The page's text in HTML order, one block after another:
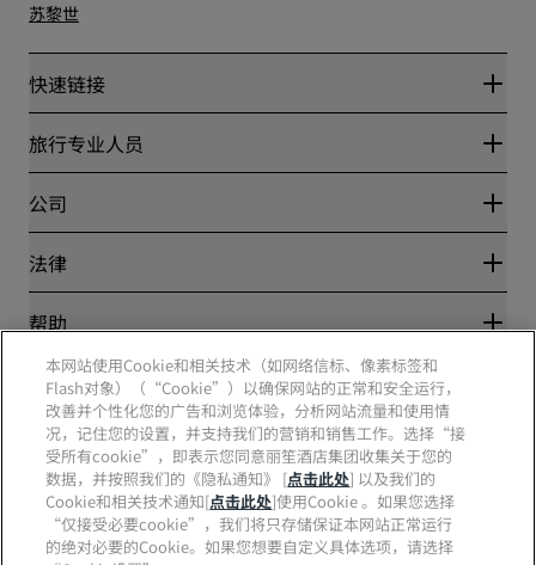
苏黎世
快速链接
丽赏会
Blog
目的地
丽笙酒店集团APP
体育认证酒店
家庭友好型酒店
旅行专业人员
合作伙伴
公司
丽笙酒店集团
工作机会 RHG
工作机会 PPHE
工作机会 EHL
The Club by RHG
发展机会
责任经营
采购
法律
隐私中心
丽赏会条款和条件
网站使用协议
数字无障碍
现代奴隶制声明
帮助
消费者警示
联系方式
常见问题
网站地图
社交媒体
丽笙酒店集团品牌
本网站使用Cookie和相关技术（如网络信标、像素标签和
Flash对象）（“Cookie”）以确保网站的正常和安全运行，
改善并个性化您的广告和浏览体验，分析网站流量和使用情
况，记住您的设置，并支持我们的营销和销售工作。选择“接
受所有cookie”，即表示您同意丽笙酒店集团收集关于您的
数据，并按照我们的《隐私通知》 [点击此处] 以及我们的
Cookie和相关技术通知[点击此处]使用Cookie 。如果您选择
“仅接受必要cookie”，我们将只存储保证本网站正常运行
的绝对必要的Cookie。如果您想要自定义具体选项，请选择